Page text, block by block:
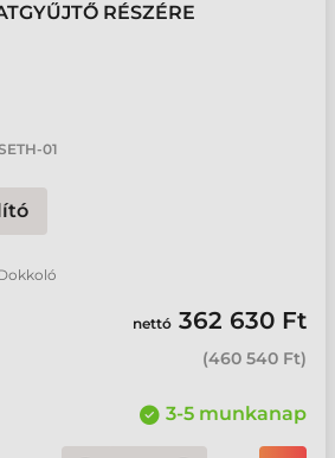
RÉSZÉRE
01
nettó 362 630 Ft
(460 540 Ft)
3-5 munkanap